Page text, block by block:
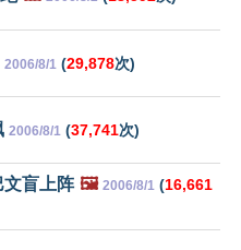
2006/8/1 (29,878次)
2006/8/1 (37,741次)
文盲上阵 🖼️ 2006/8/1 (16,661